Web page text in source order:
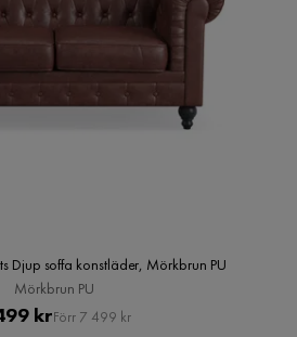
Djup soffa konstläder, Mörkbrun PU
Mörkbrun PU
Pris
krOriginal
Förr 7 499 kr